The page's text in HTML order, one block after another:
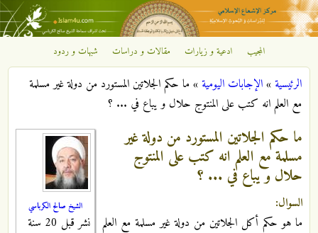
تجاوز إلى المحتوى الرئيسي
مركز
الإشعاع
الإسلامي
المجيب ادعية و زيارات مقالات و دراسات شبهات و ردود
أنت هنا
الرئيسية»الإجابات اليومية»ما حكم الجلاتين المستورد من دولة غير مسلمة
مع العلم انه كتب على المنتوج حلال و يباع في ... ؟
الشيخ صالح الكرباسي
نشر قبل 20 سنة
ما حكم الجلاتين المستورد من دولة غير
مسلمة مع العلم انه كتب على المنتوج
حلال و يباع في ... ؟
السوال:
ما هو حكم أكل الجلاتين من دولة غير مسلمة مع العلم